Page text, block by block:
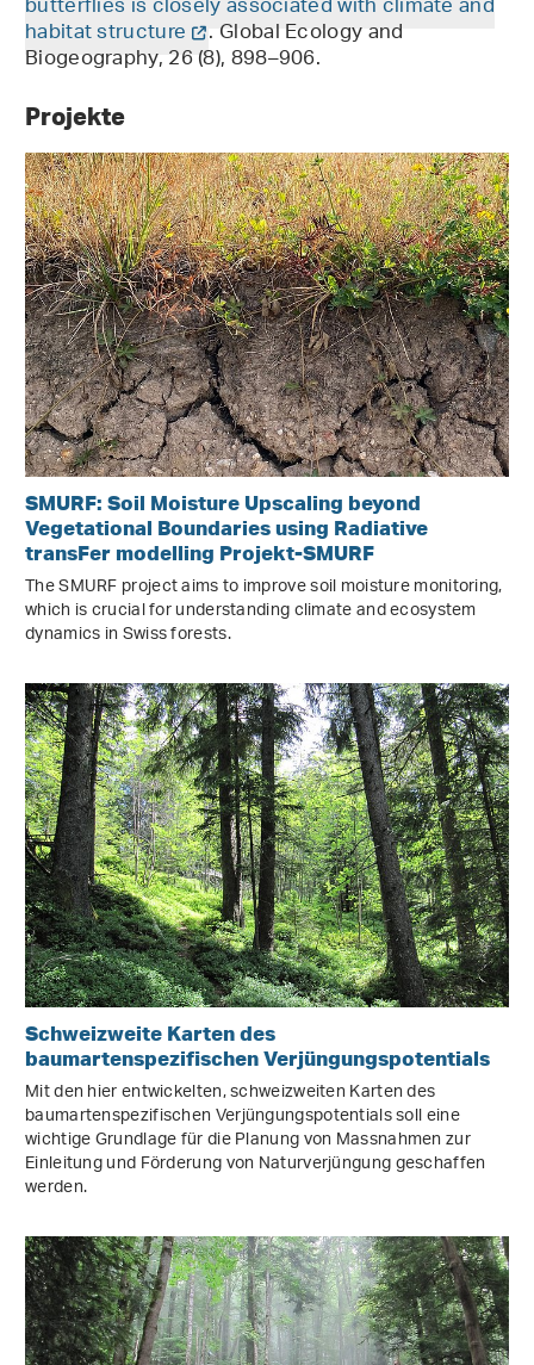
habitat structure . Global Ecology and
Biogeography, 26 (8), 898–906.
Projekte
SMURF: Soil Moisture Upscaling beyond
Vegetational Boundaries using Radiative
transFer modelling Projekt-SMURF
The SMURF project aims to improve soil moisture monitoring,
which is crucial for understanding climate and ecosystem
dynamics in Swiss forests.
Schweizweite Karten des
baumartenspezifischen Verjüngungspotentials
Mit den hier entwickelten, schweizweiten Karten des
baumartenspezifischen Verjüngungspotentials soll eine
wichtige Grundlage für die Planung von Massnahmen zur
Einleitung und Förderung von Naturverjüngung geschaffen
werden.